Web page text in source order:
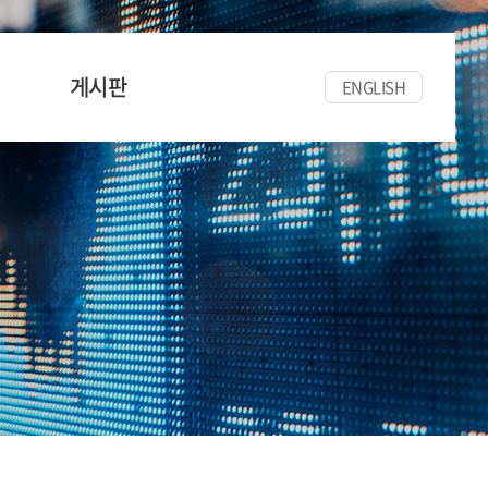
게시판
공지사항
세미나/워크숍
한양경금뉴스
자료실
ENGLISH